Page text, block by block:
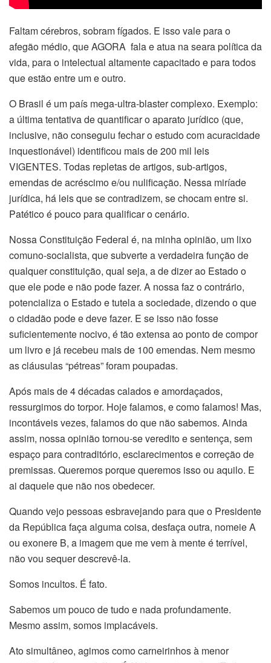
Faltam cérebros, sobram fígados. E isso vale para o
afegão médio, que AGORA fala e atua na seara política da
vida, para o intelectual altamente capacitado e para todos
que estão entre um e outro.
O Brasil é um país mega-ultra-blaster complexo. Exemplo:
a última tentativa de quantificar o aparato jurídico (que,
inclusive, não conseguiu fechar o estudo com acuracidade
inquestionável) identificou mais de 200 mil leis
VIGENTES. Todas repletas de artigos, sub-artigos,
emendas de acréscimo e/ou nulificação. Nessa miríade
jurídica, há leis que se contradizem, se chocam entre si.
Patético é pouco para qualificar o cenário.
Nossa Constituição Federal é, na minha opinião, um lixo
comuno-socialista, que subverte a verdadeira função de
qualquer constituição, qual seja, a de dizer ao Estado o
que ele pode e não pode fazer. A nossa faz o contrário,
potencializa o Estado e tutela a sociedade, dizendo o que
o cidadão pode e deve fazer. E se isso não fosse
suficientemente nocivo, é tão extensa ao ponto de compor
um livro e já recebeu mais de 100 emendas. Nem mesmo
as cláusulas “pétreas” foram poupadas.
Após mais de 4 décadas calados e amordaçados,
ressurgimos do torpor. Hoje falamos, e como falamos! Mas,
incontáveis vezes, falamos do que não sabemos. Ainda
assim, nossa opinião tornou-se veredito e sentença, sem
espaço para contraditório, esclarecimentos e correção de
premissas. Queremos porque queremos isso ou aquilo. E
ai daquele que não nos obedecer.
Quando vejo pessoas esbravejando para que o Presidente
da República faça alguma coisa, desfaça outra, nomeie A
ou exonere B, a imagem que me vem à mente é terrível,
não vou sequer descrevê-la.
Somos incultos. É fato.
Sabemos um pouco de tudo e nada profundamente.
Mesmo assim, somos implacáveis.
Ato simultâneo, agimos como carneirinhos à menor